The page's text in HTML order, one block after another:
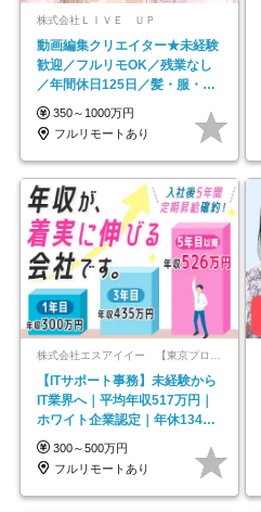
株式会社ＬＩＶＥ ＵＰ
動画編集クリエイター★未経験
歓迎／フルリモOK／残業なし
／年間休日125日／髪・服・ネ
イル自由／研修充実で安心
350～1000万円
フルリモートあり
【ITサポート事務】未経験から
IT業界へ｜平均年収517万円｜
ホワイト企業認定｜年休134日
｜リモートOK
300～500万円
フルリモートあり